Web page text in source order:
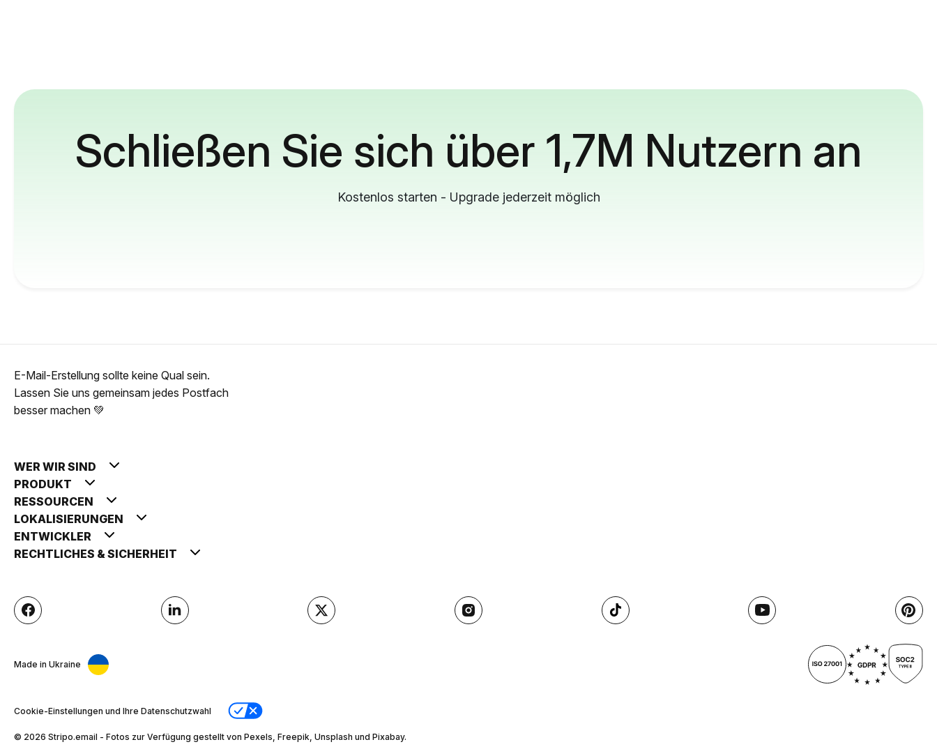
Schließen Sie sich über 1,7M Nutzern an
Kostenlos starten - Upgrade jederzeit möglich
E-Mail-Erstellung sollte keine Qual sein.
Lassen Sie uns gemeinsam jedes Postfach
besser machen 💚
WER WIR SIND
PRODUKT
RESSOURCEN
LOKALISIERUNGEN
ENTWICKLER
RECHTLICHES & SICHERHEIT
Made in Ukraine
Cookie-Einstellungen und Ihre Datenschutzwahl
© 2026 Stripо.email - Fotos zur Verfügung gestellt von Pexels, Freepik, Unsplash und Pixabay.